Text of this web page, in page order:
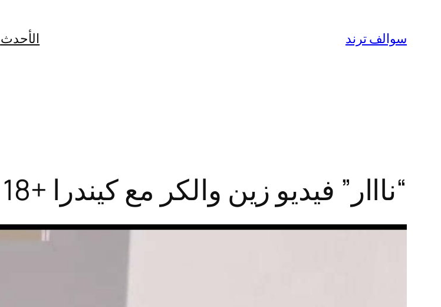
المحتوى
سوالف ترند الأحدث
“نااار” فيديو زين والكر مع كيندرا +18 كامل بدون تشفير